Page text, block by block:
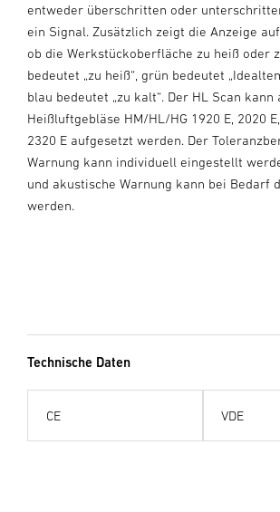
entweder überschritten oder
ein Signal. Zusätzlich zeigt die Anzeige
ob die Werkstückoberfläche zu heiß oder
bedeutet „zu heiß“, grün bedeutet
blau bedeutet „zu kalt“. Der HL Scan kann
Heißluftgebläse HM/HL/HG 1920 E, 2020
2320 E aufgesetzt werden. Der
Warnung kann individuell eingestellt
und akustische Warnung kann bei Bedarf
werden.
Technische Daten
CE VDE